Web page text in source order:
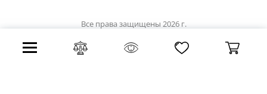
Все права защищены 2026 г.